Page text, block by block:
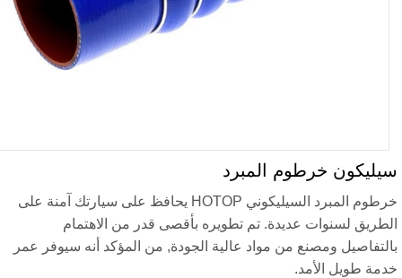
خرطوم المبرد
خرطوم المبرد السيليكوني HOTOP يحافظ على سيارتك آمنة على
لسنوات عديدة. تم تطويره بأقصى قدر من الاهتمام
ومصنع من مواد عالية الجودة, من المؤكد أنه سيوفر عمر
طويل الأمد.